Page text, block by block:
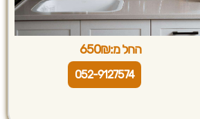
החל מ:650₪
052-9127574